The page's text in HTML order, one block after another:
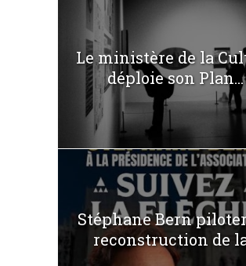
Le ministère de la
déploie son Plan...
Stéphane Bern
reconstruction de